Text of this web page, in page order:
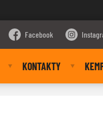
Facebook
KONTAKTY